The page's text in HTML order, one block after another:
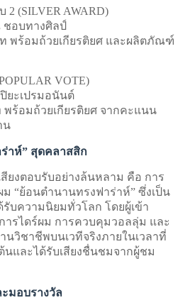
2 (SILVER AWARD)
ชอบทางศิลป์
ท พร้อมถ้วยเกียรติยศ และผลิตภัณฑ์
VOTE)
ยะเปรมอนันต์
พร้อมถ้วยเกียรติยศ จากคะแนน
น
าห์” สุดคลาสสิก
ยงตอบรับอย่างล้นหลาม คือ การ
“ย้อนตำนานทรงฟาร่าห์” ซึ่งเป็น
บความนิยมทั่วโลก โดยผู้เข้า
รไดร์ผม การควบคุมวอลลุ่ม และ
นวิชาชีพบนเวทีจริงภายในเวลาที่
นและได้รับเสียงชื่นชมจากผู้ชม
มอบรางวัล